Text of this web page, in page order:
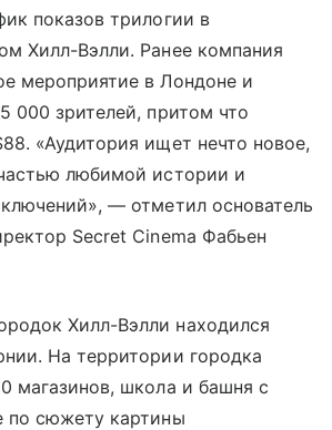
показов трилогии в
Хилл-Вэлли. Ранее компания
мероприятие в Лондоне и
000 зрителей, притом что
«Аудитория ищет нечто новое,
любимой истории и
— отметил основатель
Secret Cinema Фабьен
Хилл-Вэлли находился
На территории городка
магазинов, школа и башня с
по сюжету картины